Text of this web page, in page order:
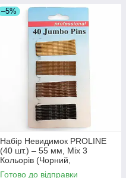
–5%
Набір Невидимок PROLINE
(40 шт.) – 55 мм, Mix 3
Кольорів (Чорний,
Коричневий, Бежевий),
Готово до відправки